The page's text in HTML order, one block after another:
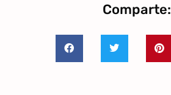
Comparte: